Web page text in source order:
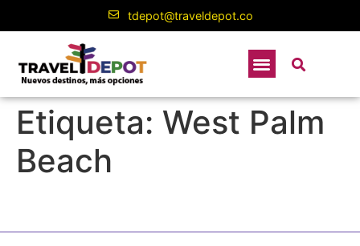
tdepot@traveldepot.co
Etiqueta: West Palm
Beach